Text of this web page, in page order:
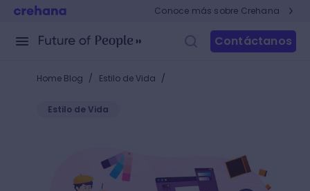
Conoce más sobre Crehana
Contáctanos
Home Blog / Estilo de Vida /
Estilo de Vida